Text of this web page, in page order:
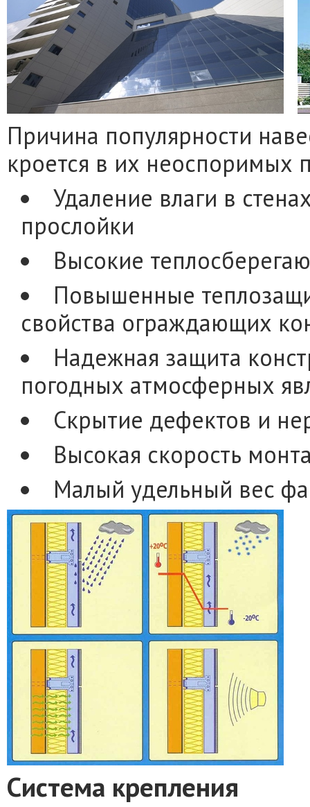
Причина популярности
кроется в их неоспоримых
Удаление влаги в
прослойки
Высокие
Повышенные
свойства ограждающих
Надежная защита
погодных атмосферных
Скрытие дефектов и
Высокая скорость
Малый удельный вес
Система крепления